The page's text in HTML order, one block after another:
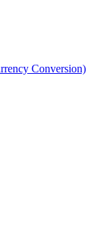
Conversion)